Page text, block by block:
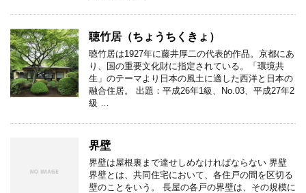
聴竹居（ちょうちくきょ）
聴竹居は1927年に藤井厚二の代表的作品。京都にあ
り、国の重要文化財に指定されている。「環境共
生」のテーマより日本の風土に適した西洋と日本の
融合住居。 出題：平成26年1級、No.03、平成27年2
級 …
界壁
界壁は屋根裏まで達せしめなければならない 界壁
界壁とは、共同住宅において、各住戸の間を区切る
壁のことをいう。 長屋の各戸の界壁は、その規模に